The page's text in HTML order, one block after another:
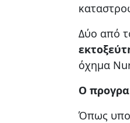
Δύο από
όχημα
Ο
Όπως